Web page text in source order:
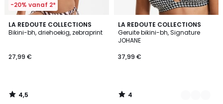
-20% vanaf 2*
LA REDOUTE COLLECTIONS
Bikini-bh, driehoekig, zebraprint
27,99 €
4,5
/ 5
4,5
/
LA REDOUTE COLLECTIONS
Geruite bikini-bh, Signature
JOHANE
37,99 €
4
/
5
2
Kleuren
4
/